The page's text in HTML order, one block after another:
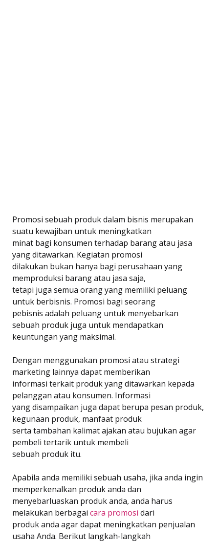
Promosi sebuah produk dalam bisnis merupakan
suatu kewajiban untuk meningkatkan
minat bagi konsumen terhadap barang atau jasa
yang ditawarkan. Kegiatan promosi
dilakukan bukan hanya bagi perusahaan yang
memproduksi barang atau jasa saja,
tetapi juga semua orang yang memiliki peluang
untuk berbisnis. Promosi bagi seorang
pebisnis adalah peluang untuk menyebarkan
sebuah produk juga untuk mendapatkan
keuntungan yang maksimal.
Dengan menggunakan promosi atau strategi
marketing lainnya dapat memberikan
informasi terkait produk yang ditawarkan kepada
pelanggan atau konsumen. Informasi
yang disampaikan juga dapat berupa pesan produk,
kegunaan produk, manfaat produk
serta tambahan kalimat ajakan atau bujukan agar
pembeli tertarik untuk membeli
sebuah produk itu.
Apabila anda memiliki sebuah usaha, jika anda ingin
memperkenalkan produk anda dan
menyebarluaskan produk anda, anda harus
melakukan berbagai cara promosi dari
produk anda agar dapat meningkatkan penjualan
usaha Anda. Berikut langkah-langkah